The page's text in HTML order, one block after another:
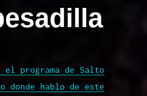
el programa de Salto
donde hablo de este